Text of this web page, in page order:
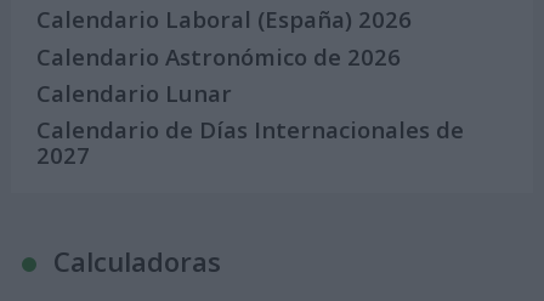
Calendario Laboral (España) 2026
Calendario Astronómico de 2026
Calendario Lunar
Calendario de Días Internacionales de
2027
Calculadoras